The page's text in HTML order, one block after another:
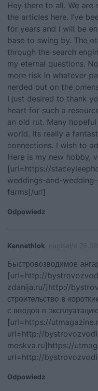
Hey there to all. We are
the articles here. I’ve
for years and I will be
base to swing by. The
through the search
my eternal questions.
more risk in whatever
nerded out on the
I just desired to thank
heart for such a
an old rut. Many
world. Its really a
connections. I wish to
Here is my new hobby,
[url=https://
weddings-and-
farms[/url]
Odpowiedz
Kennethlok
Быстровозводимое
[url=http://
zdanija.ru/]http://
строительство в
с вводов в
[url=https://
url=http://
moskva.ru]https://
url=http://
Odpowiedz